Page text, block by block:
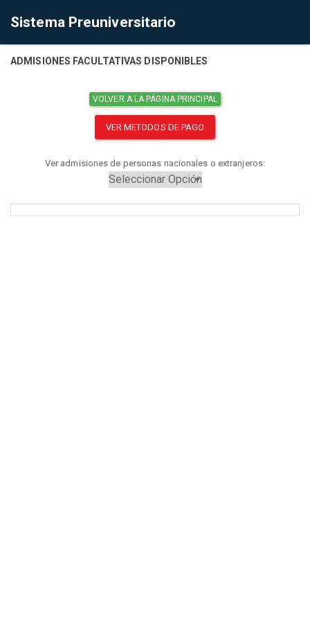
Sistema Preuniversitario
ADMISIONES FACULTATIVAS DISPONIBLES
VOLVER A LA PÁGINA PRINCIPAL
VER METODOS DE PAGO
Ver admisiones de personas nacionales o extranjeros: